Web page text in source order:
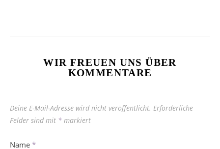
WIR FREUEN UNS ÜBER
KOMMENTARE
Deine E-Mail-Adresse wird nicht veröffentlicht. Erforderliche
Felder sind mit * markiert
Name *